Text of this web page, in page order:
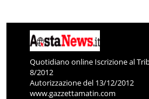
Quotidiano online Iscrizione al
8/2012
Autorizzazione del 13/12/2012
www.gazzettamatin.com